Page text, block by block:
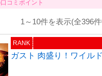
コミポイント
1～10件を表示(全396
RANK
ガスト 肉盛り！ワイル